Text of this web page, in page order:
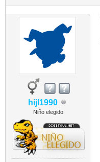
hijl1990
Niño elegido